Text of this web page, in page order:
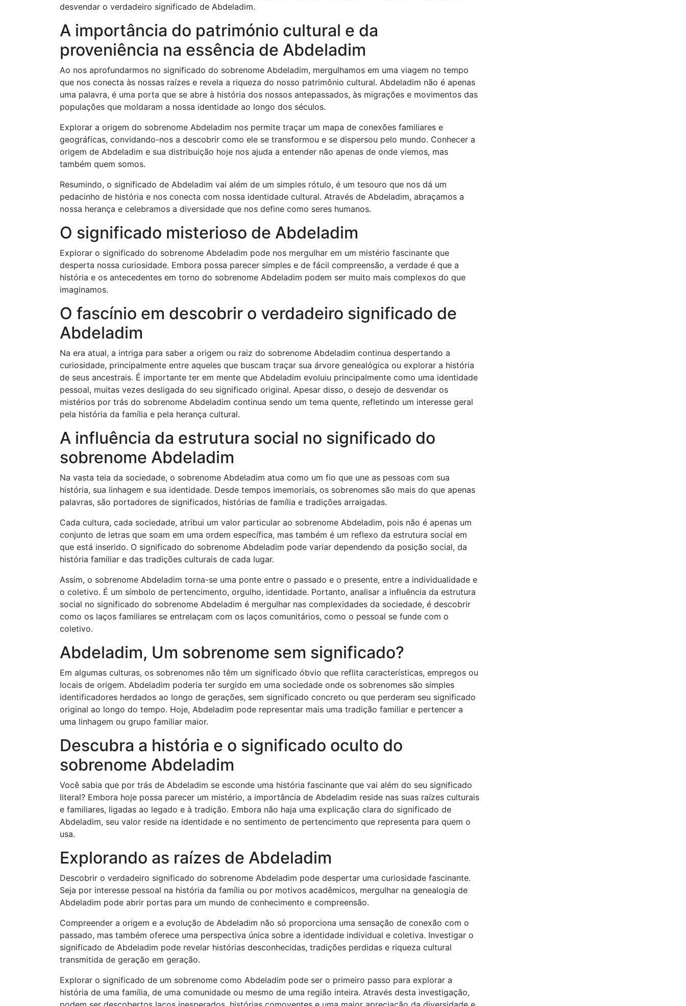
desvendar o verdadeiro significado de Abdeladim.
A importância do património cultural e da
proveniência na essência de Abdeladim
Ao nos aprofundarmos no significado do sobrenome Abdeladim, mergulhamos em uma viagem no tempo
que nos conecta às nossas raízes e revela a riqueza do nosso patrimônio cultural. Abdeladim não é apenas
uma palavra, é uma porta que se abre à história dos nossos antepassados, às migrações e movimentos das
populações que moldaram a nossa identidade ao longo dos séculos.
Explorar a origem do sobrenome Abdeladim nos permite traçar um mapa de conexões familiares e
geográficas, convidando-nos a descobrir como ele se transformou e se dispersou pelo mundo. Conhecer a
origem de Abdeladim e sua distribuição hoje nos ajuda a entender não apenas de onde viemos, mas
também quem somos.
Resumindo, o significado de Abdeladim vai além de um simples rótulo, é um tesouro que nos dá um
pedacinho de história e nos conecta com nossa identidade cultural. Através de Abdeladim, abraçamos a
nossa herança e celebramos a diversidade que nos define como seres humanos.
O significado misterioso de Abdeladim
Explorar o significado do sobrenome Abdeladim pode nos mergulhar em um mistério fascinante que
desperta nossa curiosidade. Embora possa parecer simples e de fácil compreensão, a verdade é que a
história e os antecedentes em torno do sobrenome Abdeladim podem ser muito mais complexos do que
imaginamos.
O fascínio em descobrir o verdadeiro significado de
Abdeladim
Na era atual, a intriga para saber a origem ou raiz do sobrenome Abdeladim continua despertando a
curiosidade, principalmente entre aqueles que buscam traçar sua árvore genealógica ou explorar a história
de seus ancestrais. É importante ter em mente que Abdeladim evoluiu principalmente como uma identidade
pessoal, muitas vezes desligada do seu significado original. Apesar disso, o desejo de desvendar os
mistérios por trás do sobrenome Abdeladim continua sendo um tema quente, refletindo um interesse geral
pela história da família e pela herança cultural.
A influência da estrutura social no significado do
sobrenome Abdeladim
Na vasta teia da sociedade, o sobrenome Abdeladim atua como um fio que une as pessoas com sua
história, sua linhagem e sua identidade. Desde tempos imemoriais, os sobrenomes são mais do que apenas
palavras, são portadores de significados, histórias de família e tradições arraigadas.
Cada cultura, cada sociedade, atribui um valor particular ao sobrenome Abdeladim, pois não é apenas um
conjunto de letras que soam em uma ordem específica, mas também é um reflexo da estrutura social em
que está inserido. O significado do sobrenome Abdeladim pode variar dependendo da posição social, da
história familiar e das tradições culturais de cada lugar.
Assim, o sobrenome Abdeladim torna-se uma ponte entre o passado e o presente, entre a individualidade e
o coletivo. É um símbolo de pertencimento, orgulho, identidade. Portanto, analisar a influência da estrutura
social no significado do sobrenome Abdeladim é mergulhar nas complexidades da sociedade, é descobrir
como os laços familiares se entrelaçam com os laços comunitários, como o pessoal se funde com o
coletivo.
Abdeladim, Um sobrenome sem significado?
Em algumas culturas, os sobrenomes não têm um significado óbvio que reflita características, empregos ou
locais de origem. Abdeladim poderia ter surgido em uma sociedade onde os sobrenomes são simples
identificadores herdados ao longo de gerações, sem significado concreto ou que perderam seu significado
original ao longo do tempo. Hoje, Abdeladim pode representar mais uma tradição familiar e pertencer a
uma linhagem ou grupo familiar maior.
Descubra a história e o significado oculto do
sobrenome Abdeladim
Você sabia que por trás de Abdeladim se esconde uma história fascinante que vai além do seu significado
literal? Embora hoje possa parecer um mistério, a importância de Abdeladim reside nas suas raízes culturais
e familiares, ligadas ao legado e à tradição. Embora não haja uma explicação clara do significado de
Abdeladim, seu valor reside na identidade e no sentimento de pertencimento que representa para quem o
usa.
Explorando as raízes de Abdeladim
Descobrir o verdadeiro significado do sobrenome Abdeladim pode despertar uma curiosidade fascinante.
Seja por interesse pessoal na história da família ou por motivos acadêmicos, mergulhar na genealogia de
Abdeladim pode abrir portas para um mundo de conhecimento e compreensão.
Compreender a origem e a evolução de Abdeladim não só proporciona uma sensação de conexão com o
passado, mas também oferece uma perspectiva única sobre a identidade individual e coletiva. Investigar o
significado de Abdeladim pode revelar histórias desconhecidas, tradições perdidas e riqueza cultural
transmitida de geração em geração.
Explorar o significado de um sobrenome como Abdeladim pode ser o primeiro passo para explorar a
história de uma família, de uma comunidade ou mesmo de uma região inteira. Através desta investigação,